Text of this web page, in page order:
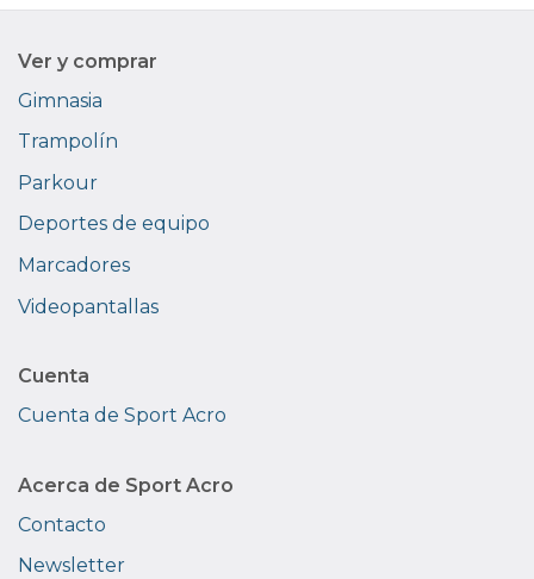
Ver y comprar
Gimnasia
Trampolín
Parkour
Deportes de equipo
Marcadores
Videopantallas
Cuenta
Cuenta de Sport Acro
Acerca de Sport Acro
Contacto
Newsletter